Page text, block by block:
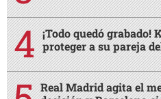
¡Todo quedó grabado!
proteger a su pareja
Real Madrid agita el